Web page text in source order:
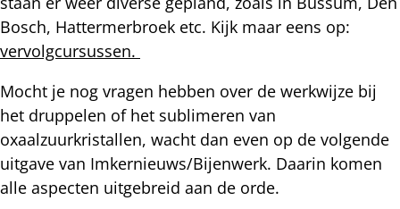
Bosch, Hattermerbroek etc. Kijk maar eens op:
vervolgcursussen.
Mocht je nog vragen hebben over de werkwijze bij
het druppelen of het sublimeren van
oxaalzuurkristallen, wacht dan even op de volgende
uitgave van Imkernieuws/Bijenwerk. Daarin komen
alle aspecten uitgebreid aan de orde.